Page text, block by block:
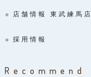
店舗情報 東武練馬店
採用情報
Recommend